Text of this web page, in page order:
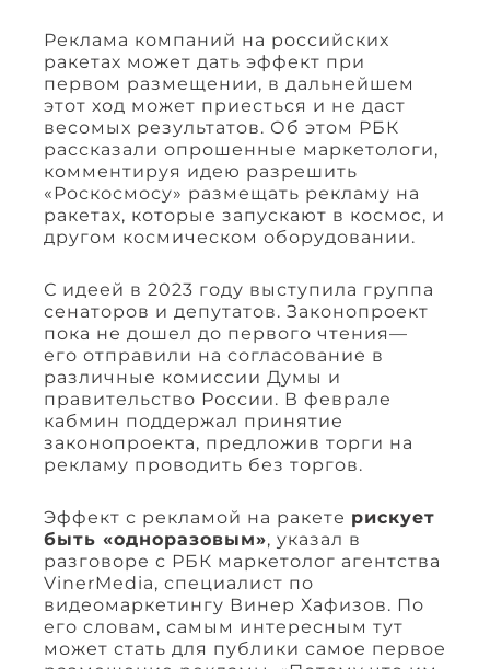
Реклама компаний на российских
ракетах может дать эффект при
первом размещении, в дальнейшем
этот ход может приесться и не даст
весомых результатов. Об этом РБК
рассказали опрошенные маркетологи,
комментируя идею разрешить
«Роскосмосу» размещать рекламу на
ракетах, которые запускают в космос, и
другом космическом оборудовании.
С идеей в 2023 году выступила группа
сенаторов и депутатов. Законопроект
пока не дошел до первого чтения—
его отправили на согласование в
различные комиссии Думы и
правительство России. В феврале
кабмин поддержал принятие
законопроекта, предложив торги на
рекламу проводить без торгов.
Эффект с рекламой на ракете рискует
быть «одноразовым», указал в
разговоре с РБК маркетолог агентства
VinerMedia, специалист по
видеомаркетингу Винер Хафизов. По
его словам, самым интересным тут
может стать для публики самое первое